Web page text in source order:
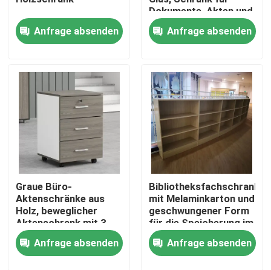
Produkte
Über uns
Werksbesichtigung
Qualitätskontrolle
Anfrage absenden
Dokumente, Akten und
Bücher
Anfrage absenden
Graue Büro-
Aktenschränke aus
Holz, beweglicher
Aktenschrank mit 3
Schubladen und
RädernAnfrage absenden
Bibliotheksfachschrank
mit Melaminkarton und
geschwungener Form
für die Speicherung im
Büro
Anfrage absenden